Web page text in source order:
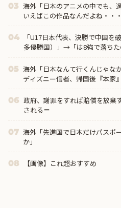
03 海外「日本のアニメの中でも、
いえばこの作品なんだよね・・
04
「U17日本代表、決勝で中国を
多優勝国）」→「は8強で落ち
なに精神勝利したところで超え
05 海外「日本なんて行くんじゃな
ディズニー信者、帰国後『本家
06 政府、謝罪をすれば賠償を放棄
される＝
07 海外「先進国で日本だけパスポ
か」
08 【画像】これ超おすすめ